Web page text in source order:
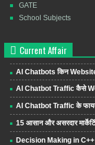
GATE
School Subjects
Current Affair
AI Chatbots किन
AI Chatbot Traffic कैसे
AI Chatbot Traffic के
15 आसान और असरदार
Decision Making in C++ |